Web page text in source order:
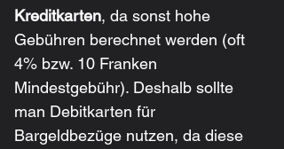
Kreditkarten, da sonst hohe
Gebühren berechnet werden (oft
4% bzw. 10 Franken
Mindestgebühr). Deshalb sollte
man Debitkarten für
Bargeldbezüge nutzen, da diese